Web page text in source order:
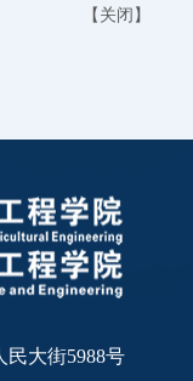
【 关闭 】
大街5988号